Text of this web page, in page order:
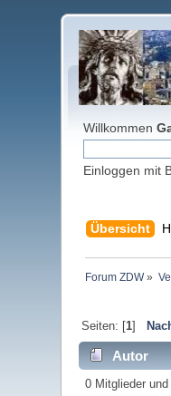
Willkommen
Einloggen mit
Übersicht
Forum ZDW»
Seiten: [1]
Autor
0 Mitglieder